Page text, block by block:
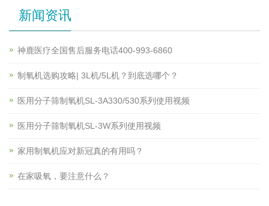
新闻资讯
神鹿医疗全国售后服务电话400-993-6860
制氧机选购攻略| 3L机/5L机？到底选哪个？
医用分子筛制氧机SL-3A330/530系列使用视频
医用分子筛制氧机SL-3W系列使用视频
家用制氧机应对新冠真的有用吗？
在家吸氧，要注意什么？